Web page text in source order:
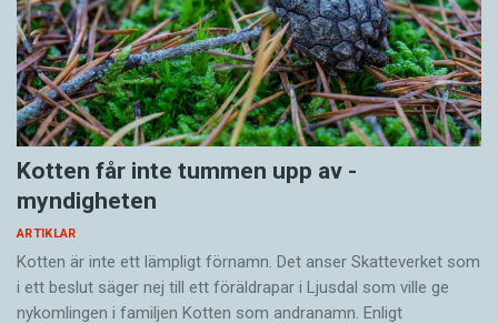
Kotten får inte tummen upp av ­
myndigheten
ARTIKLAR
Kotten är inte ett lämpligt förnamn. Det anser Skatte­verket som
i ett beslut säger nej till ett föräldra­par i Ljusdal som ville ge
nykomlingen i familjen Kotten som andranamn. Enligt